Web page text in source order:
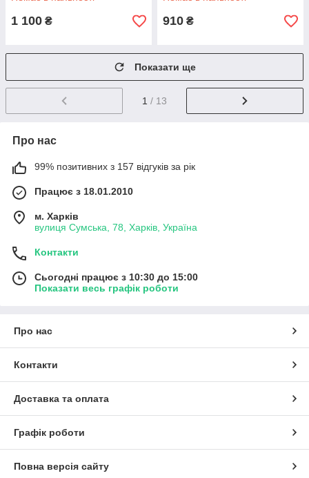
1 100 ₴ 910 ₴
Показати ще
1 / 13
Про нас
99% позитивних з 157 відгуків за рік
Працює з 18.01.2010
м. Харків
вулиця Сумська, 78, Харків, Україна
Контакти
Сьогодні працює з 10:30 до 15:00
Показати весь графік роботи
Про нас
Контакти
Доставка та оплата
Графік роботи
Повна версія сайту